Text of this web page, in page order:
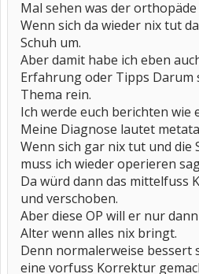
Mal sehen was der orthopäde
Wenn sich da wieder nix tut
Schuh um.
Aber damit habe ich eben
Erfahrung oder Tipps Darum
Thema rein.
Ich werde euch berichten wie
Meine Diagnose lautet
Wenn sich gar nix tut und die
muss ich wieder operieren
Da würd dann das mittelfuss
und verschoben.
Aber diese OP will er nur
Alter wenn alles nix bringt.
Denn normalerweise bessert
eine vorfuss Korrektur